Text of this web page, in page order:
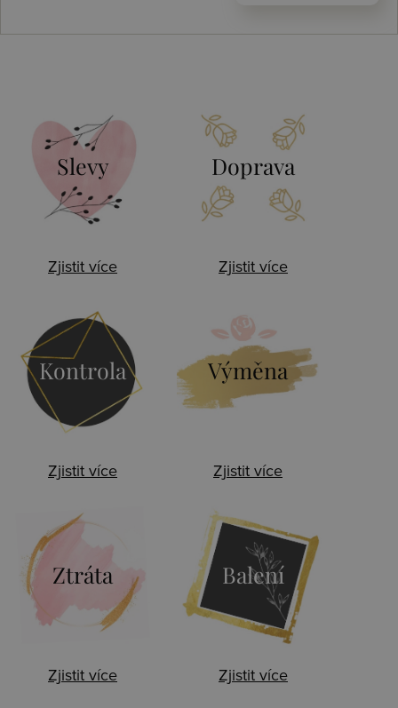
Slevy
Zjistit více
Doprava
Zjistit více
Kontrola
Zjistit více
Výměna
Zjistit více
Ztráta
Zjistit více
Balení
Zjistit více